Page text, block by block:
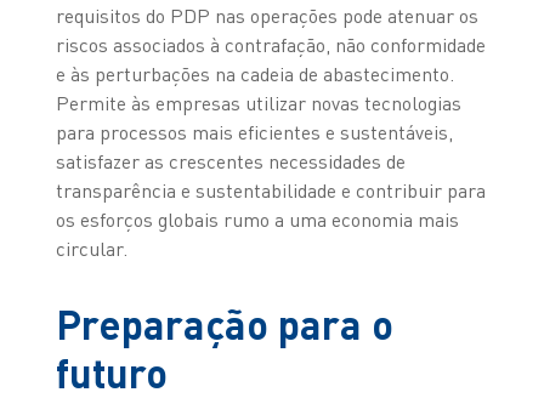
requisitos do PDP nas operações pode atenuar os
riscos associados à contrafação, não conformidade
e às perturbações na cadeia de abastecimento.
Permite às empresas utilizar novas tecnologias
para processos mais eficientes e sustentáveis,
satisfazer as crescentes necessidades de
transparência e sustentabilidade e contribuir para
os esforços globais rumo a uma economia mais
circular.
Preparação para o
futuro